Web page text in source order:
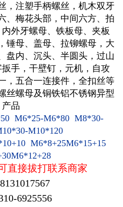
，注塑手柄螺丝，机木双牙
、梅花头部，中间六方、拍
外牙螺母、铁板母、夹板
锤母、盖母、拉铆螺母，大
盘内、沉头、半圆头，过山
手，干壁钉，元机，自攻
，五合一连接件，全扣丝等
丝螺母及铜铁铝不锈钢异型
产品
M6*25-M6*80 M8*30-
M10*120
M6*8+25M6*15+15
直接拔打联系商家
6925556